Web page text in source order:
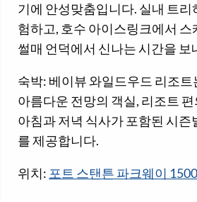
기에 안성맞춤입니다. 실내 트
험하고, 호수 아이스링크에서 스
썰매 언덕에서 신나는 시간을 보
숙박: 베이뷰 와일드우드 리조
아름다운 전망의 객실, 리조트
아침과 저녁 식사가 포함된 시즌
를 제공합니다.
위치: 포트 스탠튼 파크웨이